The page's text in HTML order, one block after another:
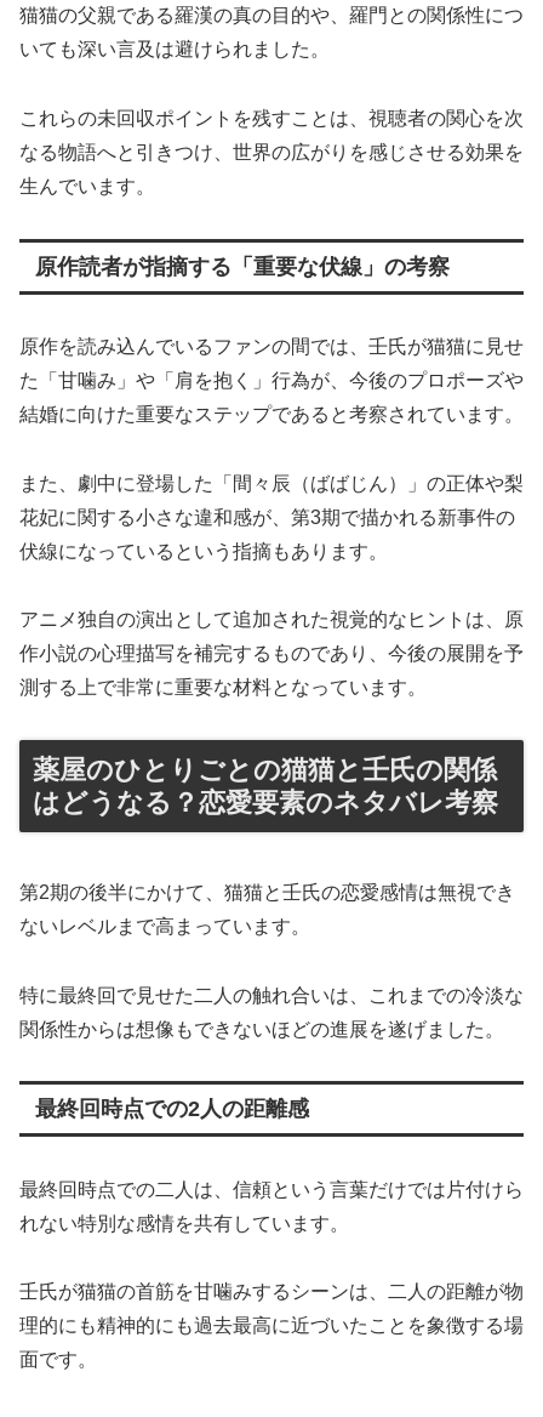
猫猫の父親である羅漢の真の目的や、羅門との関係性につ
いても深い言及は避けられました。
これらの未回収ポイントを残すことは、視聴者の関心を次
なる物語へと引きつけ、世界の広がりを感じさせる効果を
生んでいます。
原作読者が指摘する「重要な伏線」の考察
原作を読み込んでいるファンの間では、壬氏が猫猫に見せ
た「甘噛み」や「肩を抱く」行為が、今後のプロポーズや
結婚に向けた重要なステップであると考察されています。
また、劇中に登場した「間々辰（ばばじん）」の正体や梨
花妃に関する小さな違和感が、第3期で描かれる新事件の
伏線になっているという指摘もあります。
アニメ独自の演出として追加された視覚的なヒントは、原
作小説の心理描写を補完するものであり、今後の展開を予
測する上で非常に重要な材料となっています。
薬屋のひとりごとの猫猫と壬氏の関係
はどうなる？恋愛要素のネタバレ考察
第2期の後半にかけて、猫猫と壬氏の恋愛感情は無視でき
ないレベルまで高まっています。
特に最終回で見せた二人の触れ合いは、これまでの冷淡な
関係性からは想像もできないほどの進展を遂げました。
最終回時点での2人の距離感
最終回時点での二人は、信頼という言葉だけでは片付けら
れない特別な感情を共有しています。
壬氏が猫猫の首筋を甘噛みするシーンは、二人の距離が物
理的にも精神的にも過去最高に近づいたことを象徴する場
面です。